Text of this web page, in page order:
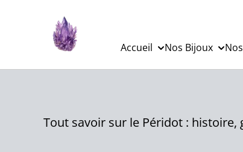
Accueil
Nos Bijoux
Tout savoir sur le Péridot :